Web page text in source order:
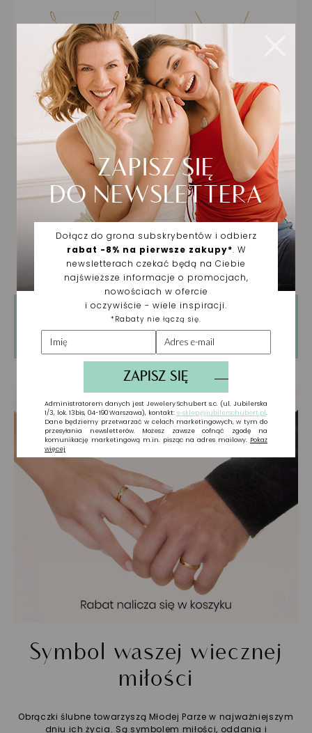
Tylko zarejestrowani użytkownicy mogą
pisać Recenzje. ProszęZaloguj sięlubZałóż
konto
Symbol waszej wiecznej
miłości
Obrączki ślubne towarzyszą Młodej Parze w najważniejszym
dniu ich życia. Są symbolem miłości, oddania i